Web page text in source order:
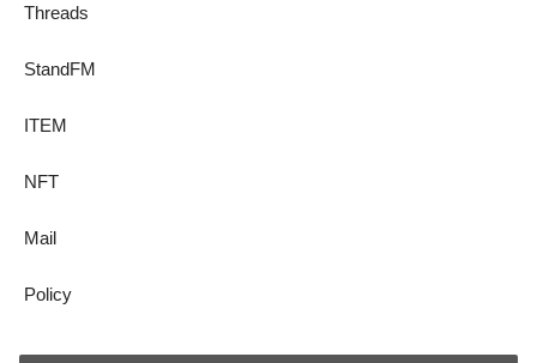
Threads
StandFM
ITEM
NFT
Mail
Policy